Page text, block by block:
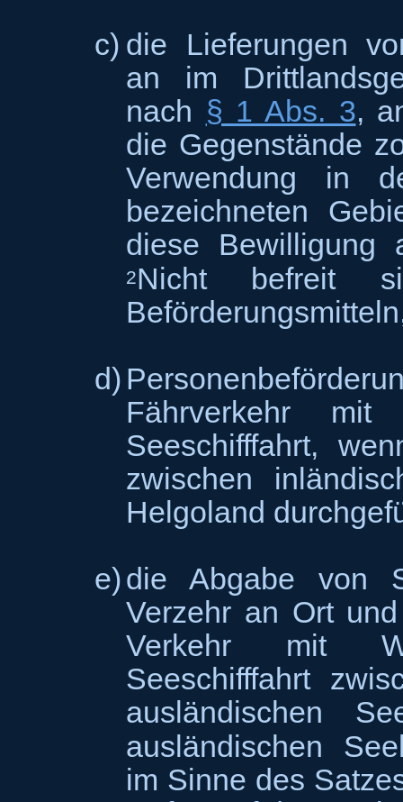
c) die Lieferungen
an im
nach § 1 Abs. 3,
die Gegenstände
Verwendung in
bezeichneten
diese Bewilligung
2Nicht befreit
d)
Fährverkehr mit
Seeschifffahrt,
zwischen
Helgoland
e)die Abgabe von
Verzehr an Ort
Verkehr mit
Seeschifffahrt
ausländischen
ausländischen
im Sinne des